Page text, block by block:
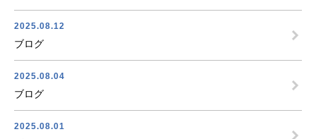
2025.08.12
ブログ
2025.08.04
ブログ
2025.08.01